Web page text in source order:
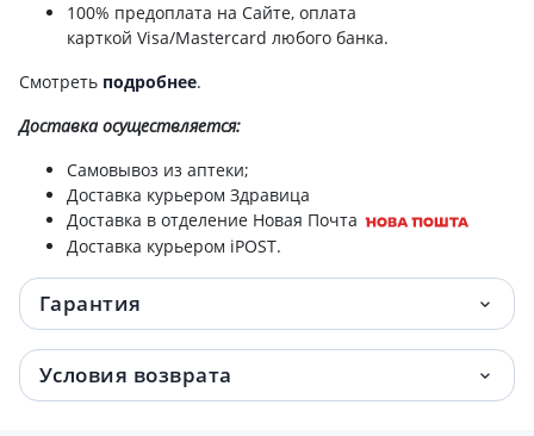
Детское питание Nestle peptamen af
Nestle (Нестле) NAN (НАН) смесь
Спец/пит Nestle resource 2.0+Fibre
ваниль 200мл №4
СПЕЦ/ПИТ NESTLE RESOURCE 2.0+FIBRE
НЕЙТР ВКУС 200МЛ №4
661.90 грн.
Nestle (Нестле) NAN (НАН) смесь
молочная тройной комфорт 400г
1000037
705.10 грн.
100% предоплата на Сайте, оплата
карткой Visa/Mastercard любого банка.
Смотреть подробнее.
Доставкаосуществляется:
Самовывоз из аптеки;
Доставка курьером Здравица
Доставка в отделение Новая Почта
Доставка курьером iPOST.
Гарантия
Условия возврата